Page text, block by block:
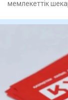
мемлекеттік